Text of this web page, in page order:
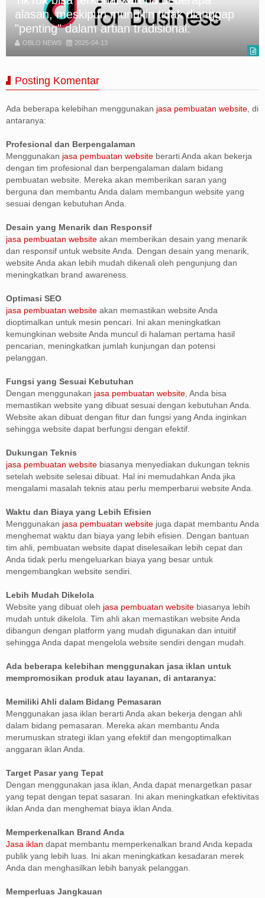
Tiktok Shop Vs Shopee Bagusan Mana
OBLO NEWS 2025-04-13
Posting Komentar
Ada beberapa kelebihan menggunakan jasa pembuatan website , di
antaranya:
Profesional dan Berpengalaman
Menggunakan jasa pembuatan website berarti Anda akan bekerja
dengan tim profesional dan berpengalaman dalam bidang
pembuatan website. Mereka akan memberikan saran yang
berguna dan membantu Anda dalam membangun website yang
sesuai dengan kebutuhan Anda.
Desain yang Menarik dan Responsif
jasa pembuatan website akan memberikan desain yang menarik
dan responsif untuk website Anda. Dengan desain yang menarik,
website Anda akan lebih mudah dikenali oleh pengunjung dan
meningkatkan brand awareness.
Optimasi SEO
jasa pembuatan website akan memastikan website Anda
dioptimalkan untuk mesin pencari. Ini akan meningkatkan
kemungkinan website Anda muncul di halaman pertama hasil
pencarian, meningkatkan jumlah kunjungan dan potensi
pelanggan.
Fungsi yang Sesuai Kebutuhan
Dengan menggunakan jasa pembuatan website , Anda bisa
memastikan website yang dibuat sesuai dengan kebutuhan Anda.
Website akan dibuat dengan fitur dan fungsi yang Anda inginkan
sehingga website dapat berfungsi dengan efektif.
Dukungan Teknis
jasa pembuatan website biasanya menyediakan dukungan teknis
setelah website selesai dibuat. Hal ini memudahkan Anda jika
mengalami masalah teknis atau perlu memperbarui website Anda.
Waktu dan Biaya yang Lebih Efisien
Menggunakan jasa pembuatan website juga dapat membantu Anda
menghemat waktu dan biaya yang lebih efisien. Dengan bantuan
tim ahli, pembuatan website dapat diselesaikan lebih cepat dan
Anda tidak perlu mengeluarkan biaya yang besar untuk
mengembangkan website sendiri.
Lebih Mudah Dikelola
Website yang dibuat oleh jasa pembuatan website biasanya lebih
mudah untuk dikelola. Tim ahli akan memastikan website Anda
dibangun dengan platform yang mudah digunakan dan intuitif
sehingga Anda dapat mengelola website sendiri dengan mudah.
Ada beberapa kelebihan menggunakan jasa iklan untuk
mempromosikan produk atau layanan, di antaranya:
Memiliki Ahli dalam Bidang Pemasaran
Menggunakan jasa iklan berarti Anda akan bekerja dengan ahli
dalam bidang pemasaran. Mereka akan membantu Anda
merumuskan strategi iklan yang efektif dan mengoptimalkan
anggaran iklan Anda.
Target Pasar yang Tepat
Dengan menggunakan jasa iklan, Anda dapat menargetkan pasar
yang tepat dengan tepat sasaran. Ini akan meningkatkan efektivitas
iklan Anda dan menghemat biaya iklan Anda.
Memperkenalkan Brand Anda
Jasa iklan dapat membantu memperkenalkan brand Anda kepada
publik yang lebih luas. Ini akan meningkatkan kesadaran merek
Anda dan menghasilkan lebih banyak pelanggan.
Memperluas Jangkauan